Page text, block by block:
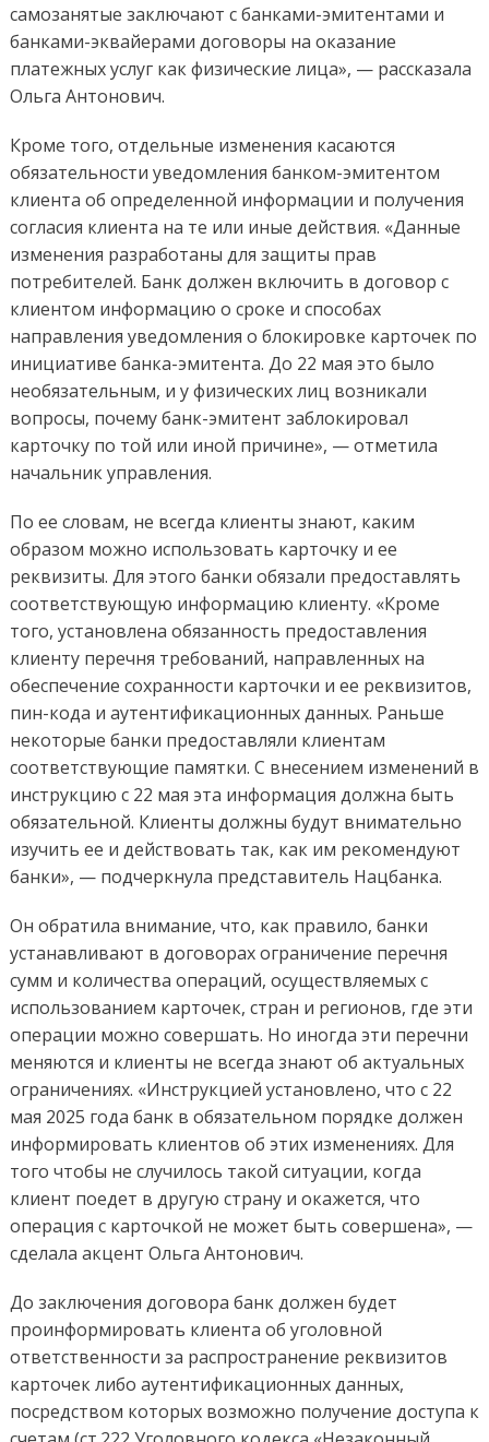
самозанятые заключают с банками-эмитентами и
банками-эквайерами договоры на оказание
платежных услуг как физические лица», — рассказала
Ольга Антонович.
Кроме того, отдельные изменения касаются
обязательности уведомления банком-эмитентом
клиента об определенной информации и получения
согласия клиента на те или иные действия. «Данные
изменения разработаны для защиты прав
потребителей. Банк должен включить в договор с
клиентом информацию о сроке и способах
направления уведомления о блокировке карточек по
инициативе банка-эмитента. До 22 мая это было
необязательным, и у физических лиц возникали
вопросы, почему банк-эмитент заблокировал
карточку по той или иной причине», — отметила
начальник управления.
По ее словам, не всегда клиенты знают, каким
образом можно использовать карточку и ее
реквизиты. Для этого банки обязали предоставлять
соответствующую информацию клиенту. «Кроме
того, установлена обязанность предоставления
клиенту перечня требований, направленных на
обеспечение сохранности карточки и ее реквизитов,
пин-кода и аутентификационных данных. Раньше
некоторые банки предоставляли клиентам
соответствующие памятки. С внесением изменений в
инструкцию с 22 мая эта информация должна быть
обязательной. Клиенты должны будут внимательно
изучить ее и действовать так, как им рекомендуют
банки», — подчеркнула представитель Нацбанка.
Он обратила внимание, что, как правило, банки
устанавливают в договорах ограничение перечня
сумм и количества операций, осуществляемых с
использованием карточек, стран и регионов, где эти
операции можно совершать. Но иногда эти перечни
меняются и клиенты не всегда знают об актуальных
ограничениях. «Инструкцией установлено, что с 22
мая 2025 года банк в обязательном порядке должен
информировать клиентов об этих изменениях. Для
того чтобы не случилось такой ситуации, когда
клиент поедет в другую страну и окажется, что
операция с карточкой не может быть совершена», —
сделала акцент Ольга Антонович.
До заключения договора банк должен будет
проинформировать клиента об уголовной
ответственности за распространение реквизитов
карточек либо аутентификационных данных,
посредством которых возможно получение доступа к